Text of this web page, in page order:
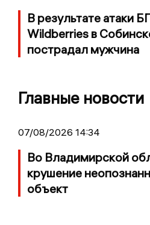
В результате атаки
Wildberries в
пострадал мужчина
Главные новости
07/08/2026 14:34
Во Владимирской
крушение
объект